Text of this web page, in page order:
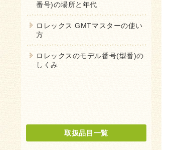
ロレックス
番号)の場所と年代
ロレックス GMTマスターの使い
方
ロレックスのモデル番号(型番)の
しくみ
取扱品目一覧